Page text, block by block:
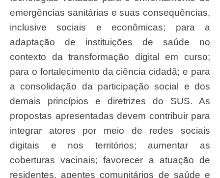
emergências sanitárias e suas consequências,
inclusive sociais e econômicas; para a
adaptação de instituições de saúde no
contexto da transformação digital em curso;
para o fortalecimento da ciência cidadã; e para
a consolidação da participação social e dos
demais princípios e diretrizes do SUS. As
propostas apresentadas devem contribuir para
integrar atores por meio de redes sociais
digitais e nos territórios; aumentar as
coberturas vacinais; favorecer a atuação de
residentes, agentes comunitários de saúde e